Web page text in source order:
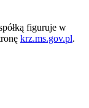
figuruje w
krz.ms.gov.pl.